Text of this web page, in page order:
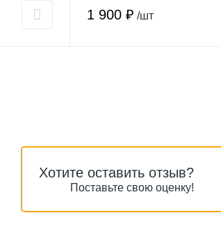
1 900 ₽ /шт
Хотите оставить отзыв?
Поставьте свою оценку!